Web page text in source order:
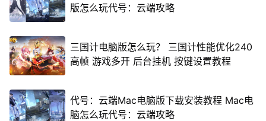
版怎么玩代号：云端攻略
三国计电脑版怎么玩？ 三国计性能优化240
高帧 游戏多开 后台挂机 按键设置教程
代号：云端Mac电脑版下载安装教程 Mac电
脑怎么玩代号：云端攻略